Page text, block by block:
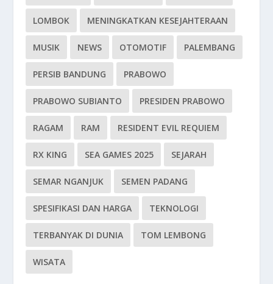
LOMBOK MENINGKATKAN KESEJAHTERAAN
MUSIK NEWS OTOMOTIF PALEMBANG
PERSIB BANDUNG PRABOWO
PRABOWO SUBIANTO PRESIDEN PRABOWO
RAGAM RAM RESIDENT EVIL REQUIEM
RX KING SEA GAMES 2025 SEJARAH
SEMAR NGANJUK SEMEN PADANG
SPESIFIKASI DAN HARGA TEKNOLOGI
TERBANYAK DI DUNIA TOM LEMBONG
WISATA